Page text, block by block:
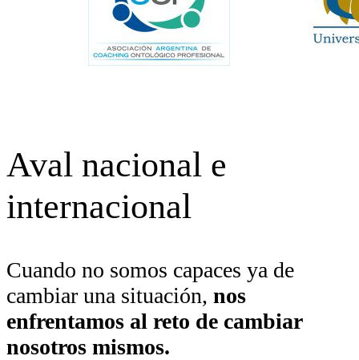
Aval nacional e
internacional
Cuando no somos capaces ya de
cambiar una situación, nos
enfrentamos al reto de cambiar
nosotros mismos.